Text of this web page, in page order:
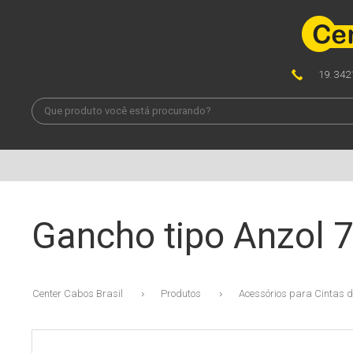
19.
Gancho tipo Anzol
Center Cabos Brasil Produtos Acessórios para Cintas